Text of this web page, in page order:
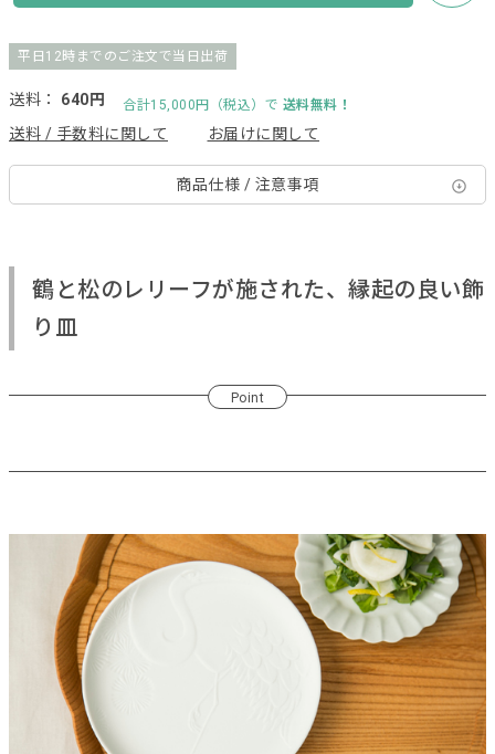
平日12時までのご注文で当日出荷
送料： 640円 合計15,000円（税込）で 送料無料！
送料 / 手数料に関して お届けに関して
商品仕様 / 注意事項
鶴と松のレリーフが施された、縁起の良い飾
り皿
Point